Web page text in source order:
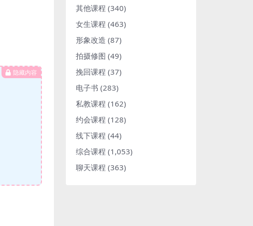
隐藏内容
其他课程 (340)
女生课程 (463)
形象改造 (87)
拍摄修图 (49)
挽回课程 (37)
电子书 (283)
私教课程 (162)
约会课程 (128)
线下课程 (44)
综合课程 (1,053)
聊天课程 (363)